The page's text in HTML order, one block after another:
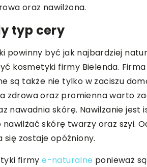
oraz nawilżona.
typ cery
powinny być jak najbardziej
kosmetyki firmy Bielenda.
są także nie tylko w zaciszu
zdrowa oraz promienna warto
nawadnia skórę. Nawilżanie jest
skórę twarzy oraz szyi.
zostaje opóźniony.
firmye-naturalne ponieważ